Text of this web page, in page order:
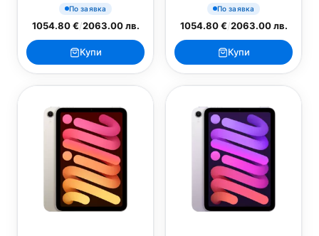
По заявка
1054.80 €/2063.00 лв.
Купи
По заявка
1054.80 €/2063.00 лв.
Купи